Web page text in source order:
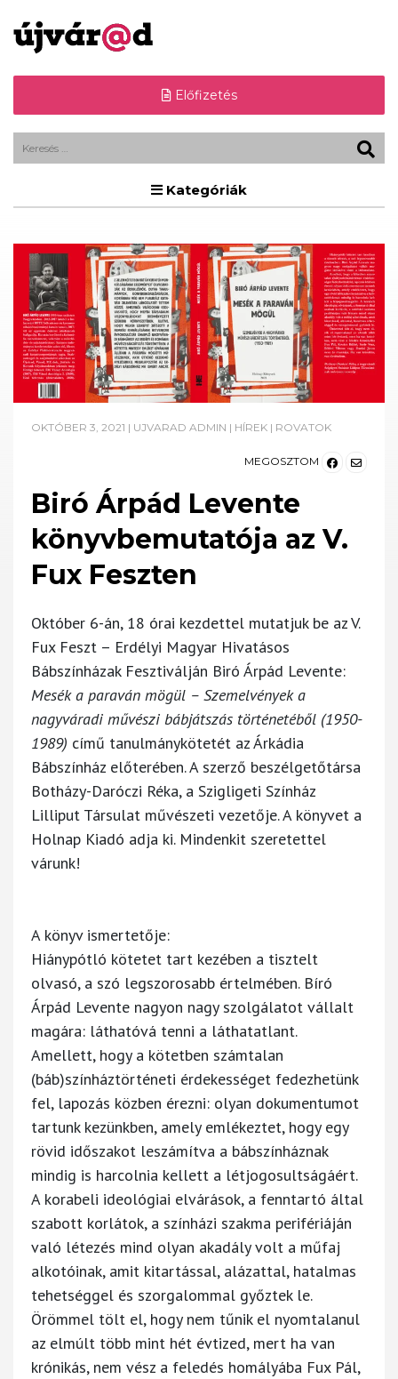
Előfizetés
Kategóriák
OKTÓBER 3, 2021 | UJVARAD ADMIN | HÍREK | ROVATOK
MEGOSZTOM
Biró Árpád Levente
könyvbemutatója az V.
Fux Feszten
Október 6-án, 18 órai kezdettel mutatjuk be az V.
Fux Feszt – Erdélyi Magyar Hivatásos
Bábszínházak Fesztiválján Biró Árpád Levente:
Mesék a paraván mögül – Szemelvények a
nagyváradi művészi bábjátszás történetéből (1950-
1989) című tanulmánykötetét az Árkádia
Bábszínház előterében. A szerző beszélgetőtársa
Botházy-Daróczi Réka, a Szigligeti Színház
Lilliput Társulat művészeti vezetője. A könyvet a
Holnap Kiadó adja ki. Mindenkit szeretettel
várunk!
A könyv ismertetője:
Hiánypótló kötetet tart kezében a tisztelt
olvasó, a szó legszorosabb értelmében. Bíró
Árpád Levente nagyon nagy szolgálatot vállalt
magára: láthatóvá tenni a láthatatlant.
Amellett, hogy a kötetben számtalan
(báb)színháztörténeti érdekességet fedezhetünk
fel, lapozás közben érezni: olyan dokumentumot
tartunk kezünkben, amely emlékeztet, hogy egy
rövid időszakot leszámítva a bábszínháznak
mindig is harcolnia kellett a létjogosultságáért.
A korabeli ideológiai elvárások, a fenntartó által
szabott korlátok, a színházi szakma perifériáján
való létezés mind olyan akadály volt a műfaj
alkotóinak, amit kitartással, alázattal, hatalmas
tehetséggel és szorgalommal győztek le.
Örömmel tölt el, hogy nem tűnik el nyomtalanul
az elmúlt több mint hét évtized, mert ha van
krónikás, nem vész a feledés homályába Fux Pál,